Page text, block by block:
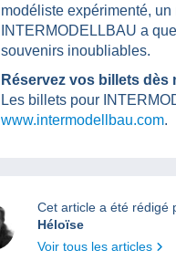
modéliste expérimenté,
INTERMODELLBAU a
souvenirs inoubliables.
Réservez vos billets dès
Les billets pour
www.intermodellbau.com.
Cet article a été rédigé
Héloïse
Voir tous les articles